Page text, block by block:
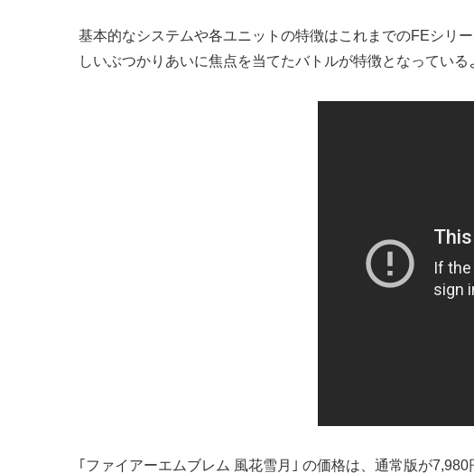
基本的なシステムや各ユニットの特徴はこれまでのFEシリ
しいぶつかりあいに焦点を当てたバトルが特徴となっている
｢ファイアーエムブレム 風花雪月｣ の価格は、通常版が